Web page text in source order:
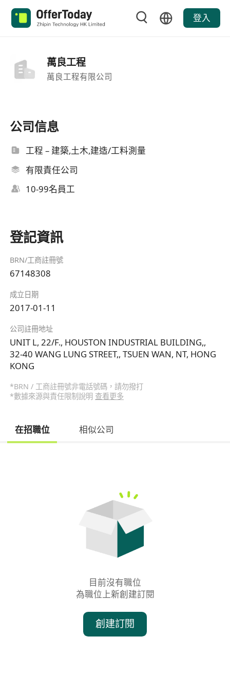
登入
萬良工程
萬良工程有限公司
公司信息
工程 – 建築,土木,建造/工料測量
有限責任公司
10-99名員工
登記資訊
BRN/工商註冊號
67148308
成立日期
2017-01-11
公司註冊地址
UNIT L, 22/F., HOUSTON INDUSTRIAL BUILDING,,
32-40 WANG LUNG STREET,, TSUEN WAN, NT, HONG
KONG
*BRN / 工商註冊號非電話號碼，請勿撥打
*數據來源與責任限制說明 查看更多
在招職位 相似公司
目前沒有職位
為職位上新創建訂閱
創建訂閱